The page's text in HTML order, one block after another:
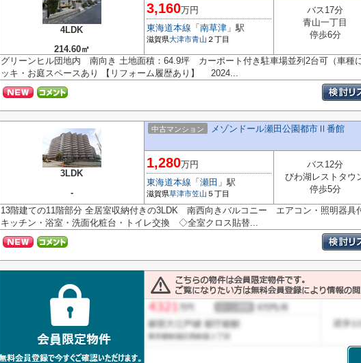
4LDK
214.60㎡
3,160万円
東海道本線 「 南草津 」駅
滋賀県大津市青山 ２丁目
バス17分
青山一丁目
停歩6分
グリーンヒル団地内 南向き 土地面積：64.9坪 カーポート付き駐車場並列2台可（車種
ッキ・お庭スペースあり 【リフォーム履歴あり】 2024...
3LDK
-
中古マンション メゾンドール瀬田公園都市Ⅱ番館
1,280万円
東海道本線 「 瀬田 」駅
滋賀県草津市笠山 ５丁目
バス12分
びわ湖レストタウ
停歩5分
13階建ての11階部分 全居室収納付きの3LDK 南西向きバルコニー エアコン・照明器
キッチン・浴室・洗面化粧台・トイレ交換 ◇全室クロス貼替...